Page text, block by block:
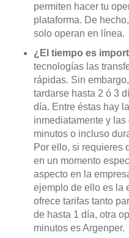
permiten hacer tu
plataforma. De
solo operan en línea.
¿El tiempo es
tecnologías las
rápidas. Sin
tardarse hasta 2 ó 3
día. Entre éstas hay
inmediatamente y
minutos o incluso
Por ello, si requieres
en un momento
aspecto en la
ejemplo de ello es la
ofrece tarifas tanto
de hasta 1 día, otra
minutos es Argenper.